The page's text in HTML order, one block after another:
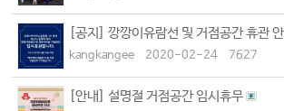
[공지] 깡깡이유람선 및 거점공간 휴관
kangkangee 2020-02-24 7627
[안내] 설명절 거점공간 임시휴무